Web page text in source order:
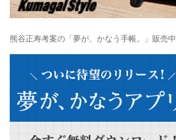
熊谷正寿考案の「夢が、かなう手帳。」販売中